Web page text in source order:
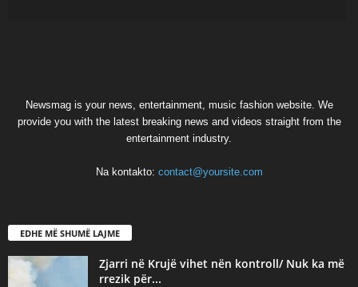
Newsmag is your news, entertainment, music fashion website. We
provide you with the latest breaking news and videos straight from the
entertainment industry.
Na kontakto: contact@yoursite.com
EDHE MË SHUMË LAJME
Zjarri në Krujë vihet nën kontroll/ Nuk ka më
rrezik për...